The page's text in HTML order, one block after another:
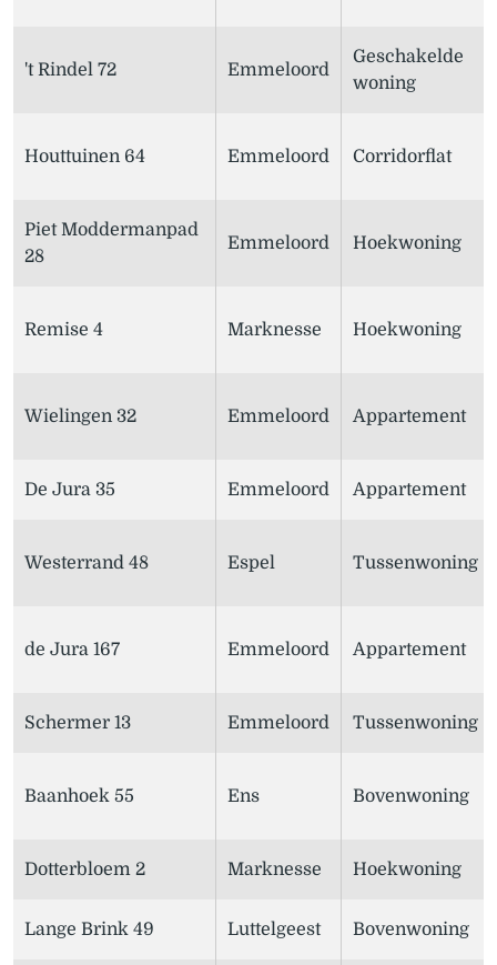
't Rindel 72 Emmeloord
Geschakelde
woning
Houttuinen 64 Emmeloord Corridorflat
Piet Moddermanpad
28
Emmeloord Hoekwoning
Remise 4 Marknesse Hoekwoning
Wielingen 32 Emmeloord Appartement
De Jura 35 Emmeloord Appartement
Westerrand 48 Espel Tussenwoning
de Jura 167 Emmeloord Appartement
Schermer 13 Emmeloord Tussenwoning
Baanhoek 55 Ens Bovenwoning
Dotterbloem 2 Marknesse Hoekwoning
Lange Brink 49 Luttelgeest Bovenwoning